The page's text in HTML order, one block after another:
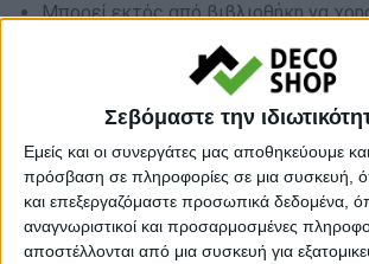
Σεβόμαστε την
Εμείς και οι συνεργάτες μας αποθηκεύουμε
πρόσβαση σε πληροφορίες σε μια συσκευή,
και επεξεργαζόμαστε προσωπικά δεδομένα,
αναγνωριστικοί και προσαρμοσμένες
αποστέλλονται από μια συσκευή για
Μπορεί εκτός από βιβλιοθήκη να
σαν διαχωριστικό χώρου στο
Μια έξυπνη ιδέα διακόσμησης και
αισθητικής του χώρου σας
Σε απόθεμα